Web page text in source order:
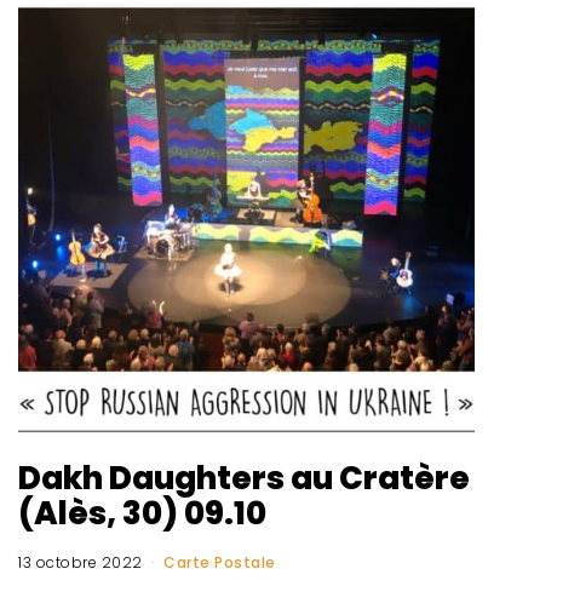
Dakh Daughters au Cratère
(Alès, 30) 09.10
13 octobre 2022 Carte Postale